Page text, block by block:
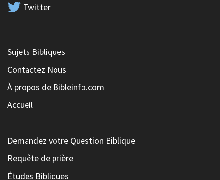
Twitter
Sujets Bibliques
Contactez Nous
À propos de Bibleinfo.com
Accueil
Demandez votre Question Biblique
Requête de prière
Études Bibliques